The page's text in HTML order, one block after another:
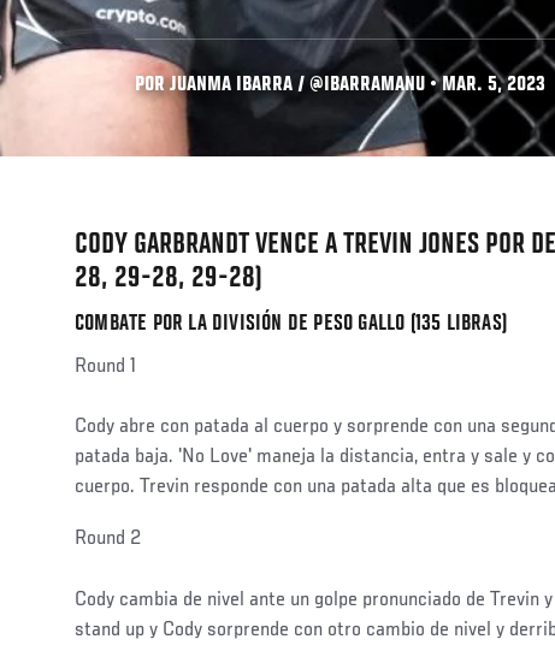
POR JUANMA IBARRA / @IBARRAMANU • MAR. 5, 2023
CODY GARBRANDT VENCE A TREVIN JONES POR
28, 29-28, 29-28)
COMBATE POR LA DIVISIÓN DE PESO GALLO (135 LIBRAS)
Round 1
Cody abre con patada al cuerpo y sorprende con una
patada baja. 'No Love' maneja la distancia, entra y sale y
cuerpo. Trevin responde con una patada alta que es
Social
Round 2
Cody cambia de nivel ante un golpe pronunciado de Trevin
stand up y Cody sorprende con otro cambio de nivel y